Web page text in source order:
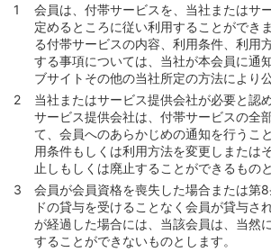
第46条 （ショッピングの利用方法）
第47条 （通信販売等加盟店の場合のシ
法）
第48条 （通信販売等加盟店とカード情
第49条 （継続課金取引の場合におけ
用方法の特則）
第50条 （継続課金取引の終了等）
第51条 （ショッピング利用時の本人確
第52条 （ショッピング利用に係る禁止
第53条 （会員の責によらないショッピ
限）
会員は、付帯サービスを、当社またはサ
定めるところに従い利用することができ
る付帯サービスの内容、利用条件、利用
する事項については、当社が本会員に通
ブサイトその他の当社所定の方法により
当社またはサービス提供会社が必要と認
サービス提供会社は、付帯サービスの全
て、会員へのあらかじめの通知を行うこ
用条件もしくは利用方法を変更しまたは
止しもしくは廃止することができるもの
会員が会員資格を喪失した場合または第
ドの貸与を受けることなく会員が貸与さ
が経過した場合には、当該会員は、当然
することができないものとします。